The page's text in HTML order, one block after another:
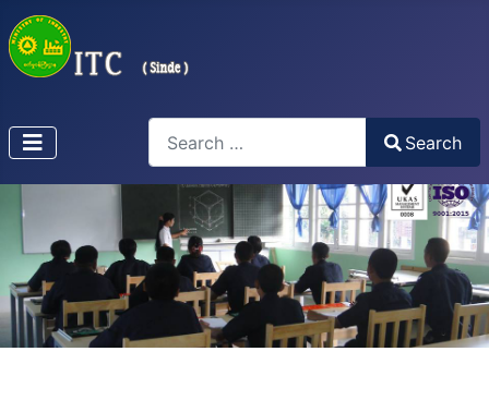
Type 2 or more characters for results.
Search